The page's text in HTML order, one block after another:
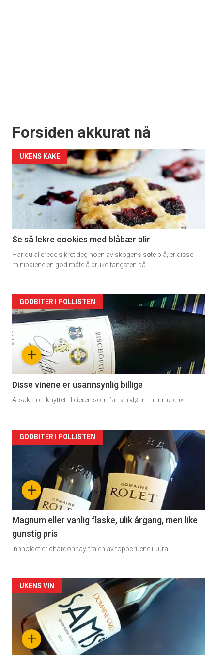
Forsiden akkurat nå
UKENS KAKE
Se så lekre cookies med blåbær blir
Har du allerede sikret deg noen av skogens søte blå, er disse
minipaiene en god måte å bruke fangsten på.
Forsiden
akkurat
nå
2
+
GODBITER I POLLISTEN
Disse vinene er usannsynlig billige
Årsaken er knyttet til eieren som får sin «lønn i himmelen».
Forsiden
akkurat
nå
3
+
GODBITER I POLLISTEN
Magnum eller vanlig flaske, ulik årgang, men like
gunstig pris
Innholdet er chardonnay fra en av toppcruene i Jura.
Forsiden
akkurat
nå+
UKENS VIN